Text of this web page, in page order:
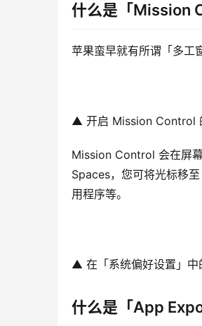
什么是「Mission
苹果蛮早就有所谓「多工
▲ 开启 Mission Control
Mission Control 会在屏
Spaces，您可将光标移
用程序等。
▲ 在「系统偏好设置」中
什么是「App